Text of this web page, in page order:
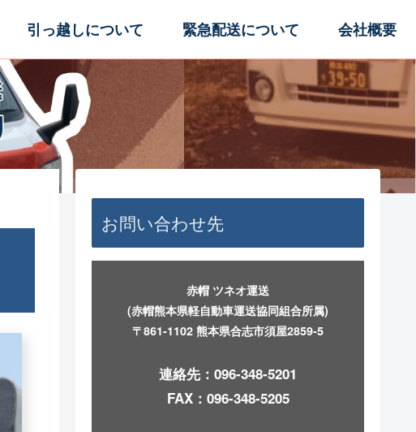
お問い合わせ先
赤帽 ツネオ運送
(赤帽熊本県軽自動車運送協同組合所属)
〒861-1102 熊本県合志市須屋2859-5
連絡先： 096-348-5201
FAX：096-348-5205
引っ越しについて 緊急配送について 会社概要